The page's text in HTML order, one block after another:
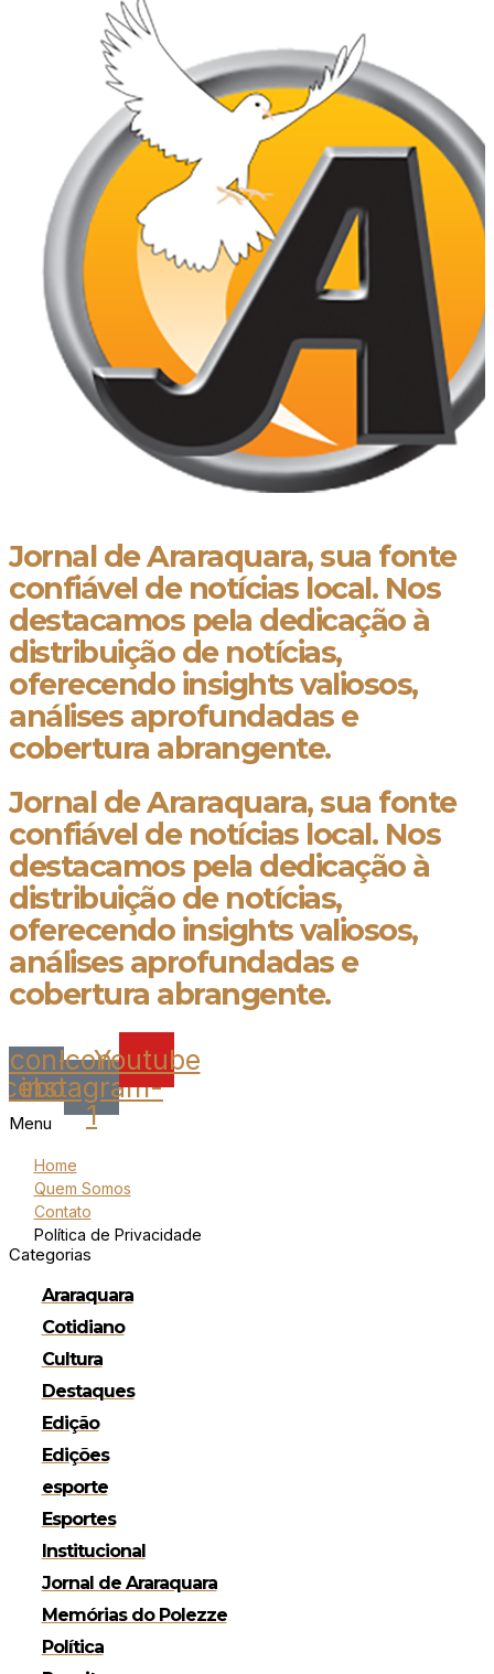
Jornal de Araraquara, sua fonte
confiável de notícias local. Nos
destacamos pela dedicação à
distribuição de notícias,
oferecendo insights valiosos,
análises aprofundadas e
cobertura abrangente.
Jornal de Araraquara, sua fonte
confiável de notícias local. Nos
destacamos pela dedicação à
distribuição de notícias,
oferecendo insights valiosos,
análises aprofundadas e
cobertura abrangente.
Icon-Icon-
instagram-
1
Youtube
Menu
Home
Quem Somos
Contato
Política de Privacidade
Categorias
Araraquara
Cotidiano
Cultura
Destaques
Edição
Edições
esporte
Esportes
Institucional
Jornal de Araraquara
Memórias do Polezze
Política